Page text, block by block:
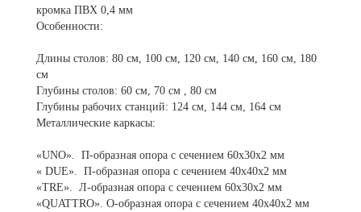
кромка ПВХ 0,4 мм
Особенности:
Длины столов: 80 см, 100 см, 120 см, 140 см, 160 см, 180
см
Глубины столов: 60 см, 70 см , 80 см
Глубины рабочих станций: 124 см, 144 см, 164 см
Металлические каркасы:
«UNO». П-образная опора с сечением 60х30х2 мм
« DUE». П-образная опора с сечением 40х40х2 мм
«TRE». Л-образная опора с сечением 60х30х2 мм
«QUATTRO». О-образная опора с сечением 40х40х2 мм